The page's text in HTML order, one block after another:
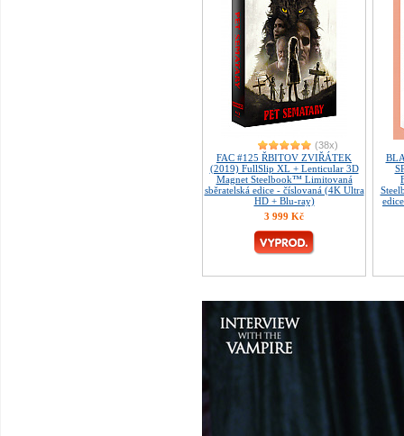
(38x)
FAC #125 ŘBITOV ZVIŘÁTEK
(2019) FullSlip XL + Lenticular 3D
Magnet Steelbook™ Limitovaná
sběratelská edice - číslovaná (4K Ultra
HD + Blu-ray)
3 999 Kč